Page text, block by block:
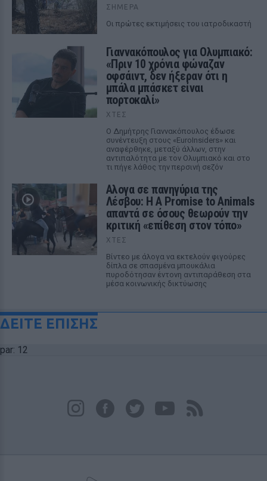
ΣΉΜΕΡΑ
Οι πρώτες εκτιμήσεις του ιατροδικαστή
Γιαννακόπουλος για Ολυμπιακό:
«Πριν 10 χρόνια φώναζαν
οφσάιντ, δεν ήξεραν ότι η
μπάλα μπάσκετ είναι
πορτοκαλί»
ΧΤΕΣ
Ο Δημήτρης Γιαννακόπουλος έδωσε
συνέντευξη στους «EuroInsiders» και
αναφέρθηκε, μεταξύ άλλων, στην
αντιπαλότητα με τον Ολυμπιακό και στο
τι πήγε λάθος την περσινή σεζόν
Αλογα σε πανηγύρια της
Λέσβου: Η A Promise to Animals
απαντά σε όσους θεωρούν την
κριτική «επίθεση στον τόπο»
ΧΤΕΣ
Βίντεο με άλογα να εκτελούν φιγούρες
δίπλα σε σπασμένα μπουκάλια
πυροδότησαν έντονη αντιπαράθεση στα
μέσα κοινωνικής δικτύωσης
ΔΕΙΤΕ ΕΠΙΣΗΣ
par: 12